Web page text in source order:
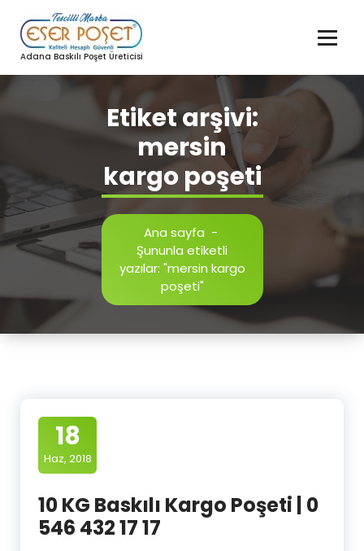
geç
Adana Baskılı Poşet Üreticisi
Etiket arşivi:
mersin
kargo poşeti
Ana sayfa -
Şununla etiketli
yazılar: "mersin kargo
poşeti"
18
Haz, 2018
10 KG Baskılı Kargo Poşeti | 0
546 432 17 17